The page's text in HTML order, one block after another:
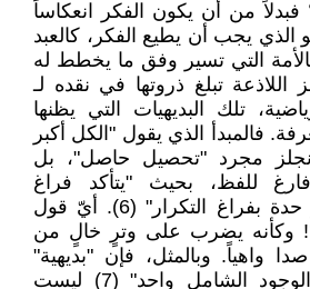
من أن يكون الفكر انعكاساً
الذي يجب أن يطيع الفكر، كالعبد
التي تسير وفق ما يخطط له
اللاذعة تبلغ ذروتها في نقده لـ
تلك البديهيات التي يظنها
فالمبدأ الذي يقول "الكل أكبر
مجرد "تحصيل حاصل"، بل
للفظ، بحيث "يتأكد فراغ
المضمون بشكل أكثر حدة بفراغ التكرار" (6). أيّ قول
وكأنه يضرب على وترٍ خالٍ من
واهياً. وبالمثل، فإن "بديهية"
دوهرنغ القائلة بأن "الوجود الشامل واحد" (7) ليست